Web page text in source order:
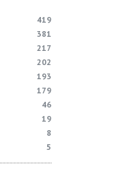
419
381
217
202
193
179
46
19
8
5